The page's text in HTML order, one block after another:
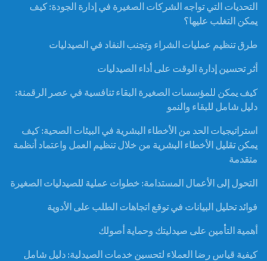
التحديات التي تواجه الشركات الصغيرة في إدارة الجودة: كيف
يمكن التغلب عليها؟
طرق تنظيم عمليات الشراء وتجنب النفاد في الصيدليات
أثر تحسين إدارة الوقت على أداء الصيدليات
كيف يمكن للمؤسسات الصغيرة البقاء تنافسية في عصر الرقمنة:
دليل شامل للبقاء والنمو
استراتيجيات الحد من الأخطاء البشرية في البيئات الصحية: كيف
يمكن تقليل الأخطاء البشرية من خلال تنظيم العمل واعتماد أنظمة
متقدمة
التحول إلى الأعمال المستدامة: خطوات عملية للصيدليات الصغيرة
فوائد تحليل البيانات في توقع اتجاهات الطلب على الأدوية
أهمية التأمين على صيدليتك وحماية أصولك
كيفية قياس رضا العملاء لتحسين خدمات الصيدلية: دليل شامل